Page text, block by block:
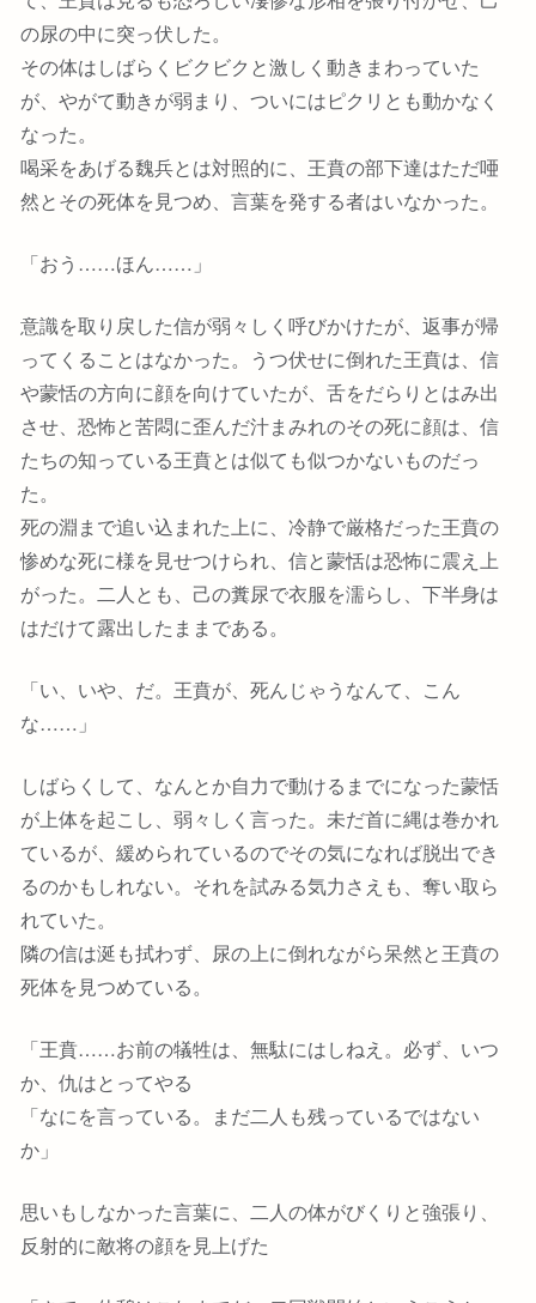
の尿の中に突っ伏した。
その体はしばらくビクビクと激しく動きまわっていた
が、やがて動きが弱まり、ついにはピクリとも動かなく
なった。
喝采をあげる魏兵とは対照的に、王賁の部下達はただ唖
然とその死体を見つめ、言葉を発する者はいなかった。
「おう……ほん……」
意識を取り戻した信が弱々しく呼びかけたが、返事が帰
ってくることはなかった。うつ伏せに倒れた王賁は、信
や蒙恬の方向に顔を向けていたが、舌をだらりとはみ出
させ、恐怖と苦悶に歪んだ汁まみれのその死に顔は、信
たちの知っている王賁とは似ても似つかないものだっ
た。
死の淵まで追い込まれた上に、冷静で厳格だった王賁の
惨めな死に様を見せつけられ、信と蒙恬は恐怖に震え上
がった。二人とも、己の糞尿で衣服を濡らし、下半身は
はだけて露出したままである。
「い、いや、だ。王賁が、死んじゃうなんて、こん
な……」
しばらくして、なんとか自力で動けるまでになった蒙恬
が上体を起こし、弱々しく言った。未だ首に縄は巻かれ
ているが、緩められているのでその気になれば脱出でき
るのかもしれない。それを試みる気力さえも、奪い取ら
れていた。
隣の信は涎も拭わず、尿の上に倒れながら呆然と王賁の
死体を見つめている。
「王賁……お前の犠牲は、無駄にはしねえ。必ず、いつ
か、仇はとってやる
「なにを言っている。まだ二人も残っているではない
か」
思いもしなかった言葉に、二人の体がびくりと強張り、
反射的に敵将の顔を見上げた